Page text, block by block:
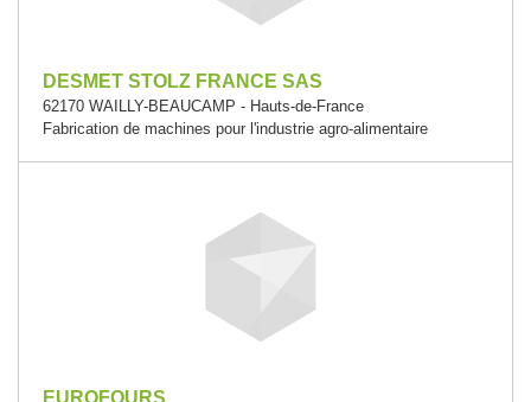
DESMET STOLZ FRANCE SAS
62170 WAILLY-BEAUCAMP - Hauts-de-France
Fabrication de machines pour l'industrie agro-alimentaire
EUROFOURS